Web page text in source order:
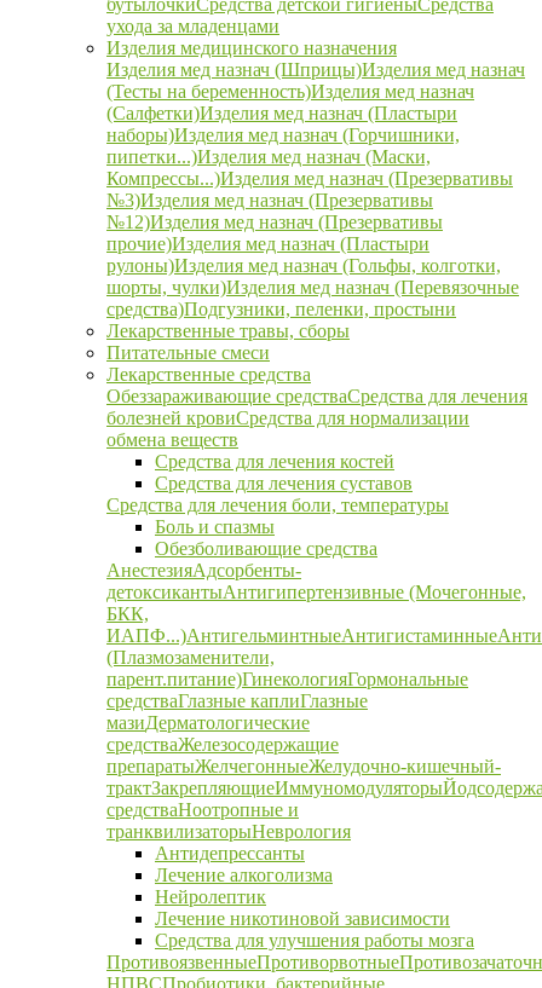
бутылочкиСредства детской гигиеныСредства
ухода за младенцами
Изделия медицинского назначения
Изделия мед назнач (Шприцы)Изделия мед назнач
(Тесты на беременность)Изделия мед назнач
(Салфетки)Изделия мед назнач (Пластыри
наборы)Изделия мед назнач (Горчишники,
пипетки...)Изделия мед назнач (Маски,
Компрессы...)Изделия мед назнач (Презервативы
№3)Изделия мед назнач (Презервативы
№12)Изделия мед назнач (Презервативы
прочие)Изделия мед назнач (Пластыри
рулоны)Изделия мед назнач (Гольфы, колготки,
шорты, чулки)Изделия мед назнач (Перевязочные
средства)Подгузники, пеленки, простыни
Лекарственные травы, сборы
Питательные смеси
Лекарственные средства
Обеззараживающие средстваСредства для лечения
болезней кровиСредства для нормализации
обмена веществ
Средства для лечения костей
Средства для лечения суставов
Средства для лечения боли, температуры
Боль и спазмы
Обезболивающие средства
АнестезияАдсорбенты-
детоксикантыАнтигипертензивные (Мочегонные,
БКК,
ИАПФ...)АнтигельминтныеАнтигистаминные
(Плазмозаменители,
парент.питание)ГинекологияГормональные
средстваГлазные каплиГлазные
мазиДерматологические
средстваЖелезосодержащие
препаратыЖелчегонныеЖелудочно-кишечный-
трактЗакрепляющиеИммуномодуляторы
средстваНоотропные и
транквилизаторыНеврология
Антидепрессанты
Лечение алкоголизма
Нейролептик
Лечение никотиновой зависимости
Средства для улучшения работы мозга
ПротивоязвенныеПротиворвотные